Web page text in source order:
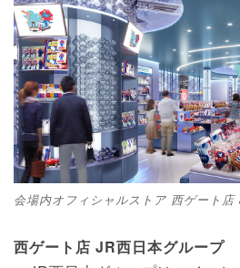
会場内オフィシャルストア 西ゲート
西ゲート店 JR西日本グループ